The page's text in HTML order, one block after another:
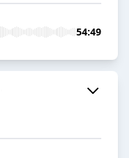
54:49